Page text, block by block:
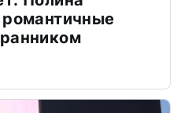
романтичные